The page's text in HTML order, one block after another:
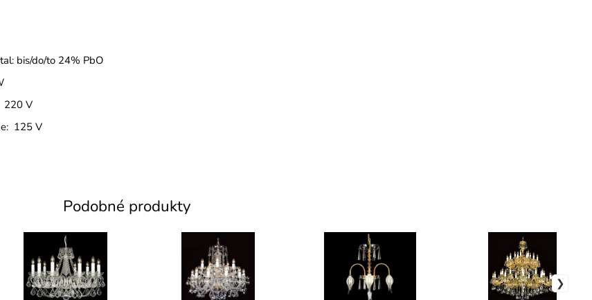
bis/do/to 24% PbO
220 V
125 V
Podobné produkty